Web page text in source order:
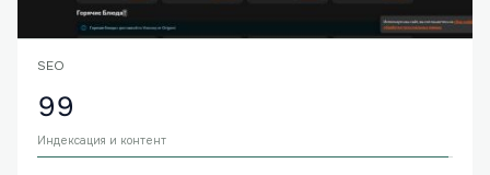
SEO
99
Индексация и контент